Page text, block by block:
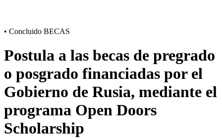
• Concluido BECAS
Postula a las becas de pregrado
o posgrado financiadas por el
Gobierno de Rusia, mediante el
programa Open Doors
Scholarship